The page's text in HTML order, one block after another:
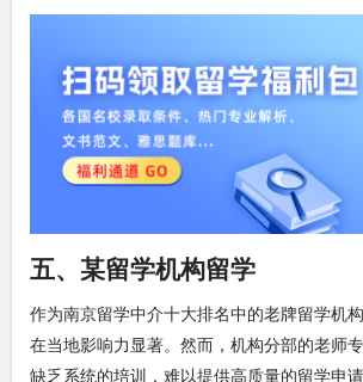
五、某留学机构留学
作为南京留学中介十大排名中的老牌留学机
在当地影响力显著。然而，机构分部的老师
缺乏系统的培训，难以提供高质量的留学申请